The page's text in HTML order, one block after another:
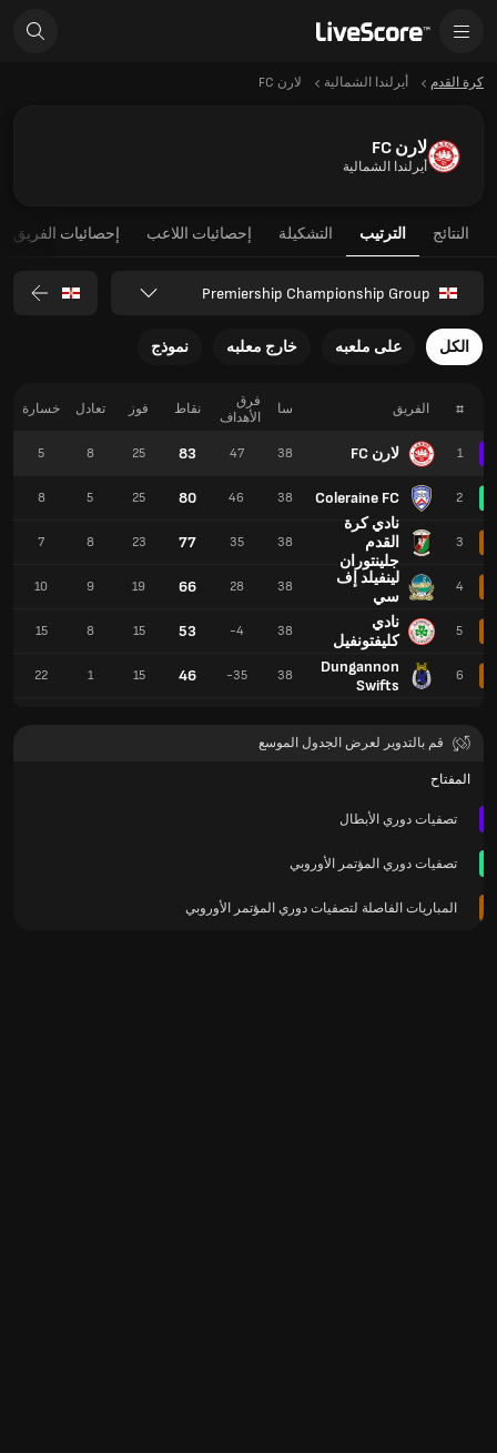
كرة القدم أيرلندا الشمالية لارن FC
لارن FC
أيرلندا الشمالية
النتائج الترتيب التشكيلة إحصائيات اللاعب إحصائيات الفريق
Premiership Championship Group
الكل على ملعبه خارج معلبه نموذج
# الفريق
1 لارن FC
2
Coleraine FC
3
نادي كرة
القدم
جلينتوران
4
لينفيلد إف
سي
5
نادي
كليفتونفيل
6
Dungannon
Swifts
سا
فرق
الأهداف
نقاط فوز تعادل خسارة
38
47
83
25
8
5
38
46
80
25
5
8
38
35
77
23
8
7
38
28
66
19
9
10
38
-4
53
15
8
15
38
-35
46
15
1
22
قم بالتدوير لعرض الجدول الموسع
المفتاح
تصفيات دوري الأبطال
تصفيات دوري المؤتمر الأوروبي
المباريات الفاصلة لتصفيات دوري المؤتمر الأوروبي